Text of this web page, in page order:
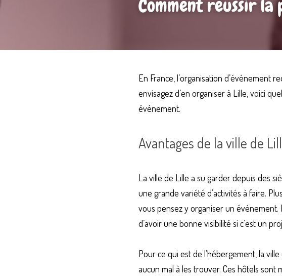
Comment réussir la
En France, l’organisation d’événement
envisagez d’en organiser à Lille, voici
événement.
Avantages de la ville de
La ville de Lille a su garder depuis des
une grande variété d’activités à faire.
vous pensez y organiser un événement.
d’avoir une bonne visibilité si c’est un
Pour ce qui est de l’hébergement, la
aucun mal à les trouver. Ces hôtels